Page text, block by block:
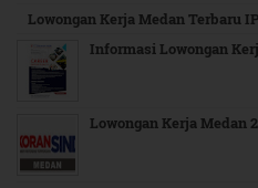
Lowongan Kerja Medan Terbaru
Informasi Lowongan
Lowongan Kerja Medan